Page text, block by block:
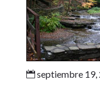
septiembre 19,